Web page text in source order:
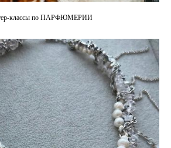
классы по ПАРФЮМЕРИИ